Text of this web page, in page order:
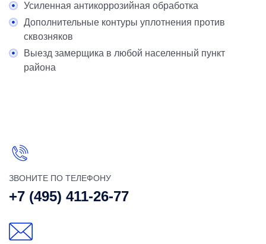
Усиленная антикоррозийная обработка
Дополнительные контуры уплотнения против
сквозняков
Выезд замерщика в любой населенный пункт
района
ЗВОНИТЕ ПО ТЕЛЕФОНУ
+7 (495) 411-26-77